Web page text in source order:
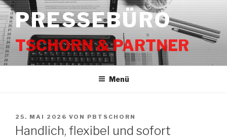
Zum
Inhalt
springenPRESSEBÜRO
TSCHORN & PARTNER
Menü
VERÖFFENTLICHT
AM
25. MAI 2026 VON PBTSCHORN
Handlich, flexibel und sofort